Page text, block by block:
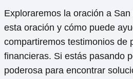
Exploraremos la oración a
esta oración y cómo puede
compartiremos testimonios de
financieras. Si estás pasando
poderosa para encontrar